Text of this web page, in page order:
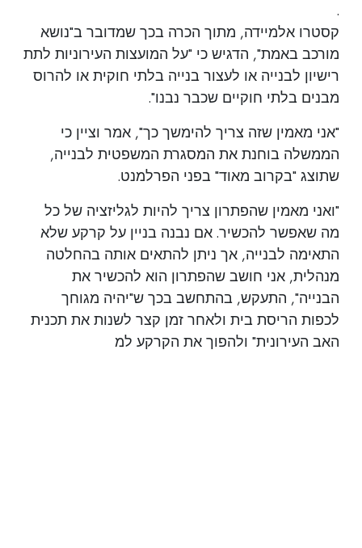
.
קסטרו אלמיידה, מתוך הכרה בכך שמדובר ב"נושא
מורכב באמת", הדגיש כי "על המועצות העירוניות לתת
רישיון לבנייה או לעצור בנייה בלתי חוקית או להרוס
מבנים בלתי חוקיים שכבר נבנו".
"אני מאמין שזה צריך להימשך כך", אמר וציין כי
הממשלה בוחנת את המסגרת המשפטית לבנייה,
שתוצג "בקרוב מאוד" בפני הפרלמנט.
"ואני מאמין שהפתרון צריך להיות לגליזציה של כל
מה שאפשר להכשיר. אם נבנה בניין על קרקע שלא
התאימה לבנייה, אך ניתן להתאים אותה בהחלטה
מנהלית, אני חושב שהפתרון הוא להכשיר את
הבנייה", התעקש, בהתחשב בכך ש"יהיה מגוחך
לכפות הריסת בית ולאחר זמן קצר לשנות את תכנית
האב העירונית" ולהפוך את הקרקע למ